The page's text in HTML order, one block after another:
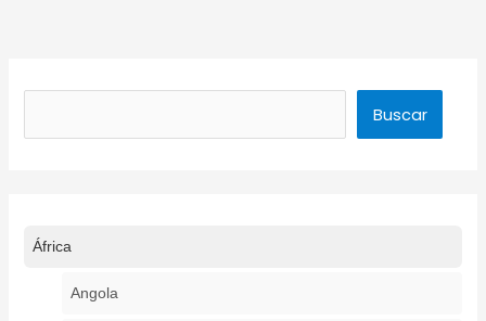
Buscar
África
Angola